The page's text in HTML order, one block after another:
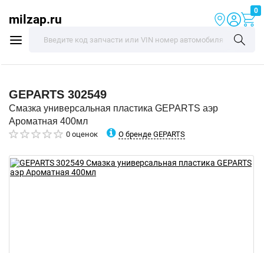
milzap.ru
0
GEPARTS 302549
Смазка универсальная пластика GEPARTS аэр
Ароматная 400мл
0 оценок О бренде GEPARTS